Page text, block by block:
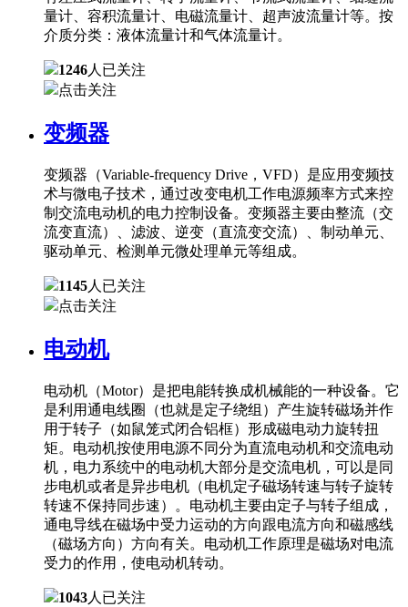
量计、容积流量计、电磁流量计、超声波流量计等。按
介质分类：液体流量计和气体流量计。
1246人已关注
点击关注
变频器
变频器（Variable-frequency Drive，VFD）是应用变频技
术与微电子技术，通过改变电机工作电源频率方式来控
制交流电动机的电力控制设备。变频器主要由整流（交
流变直流）、滤波、逆变（直流变交流）、制动单元、
驱动单元、检测单元微处理单元等组成。
1145人已关注
点击关注
电动机
电动机（Motor）是把电能转换成机械能的一种设备。它
是利用通电线圈（也就是定子绕组）产生旋转磁场并作
用于转子（如鼠笼式闭合铝框）形成磁电动力旋转扭
矩。电动机按使用电源不同分为直流电动机和交流电动
机，电力系统中的电动机大部分是交流电机，可以是同
步电机或者是异步电机（电机定子磁场转速与转子旋转
转速不保持同步速）。电动机主要由定子与转子组成，
通电导线在磁场中受力运动的方向跟电流方向和磁感线
（磁场方向）方向有关。电动机工作原理是磁场对电流
受力的作用，使电动机转动。
1043人已关注